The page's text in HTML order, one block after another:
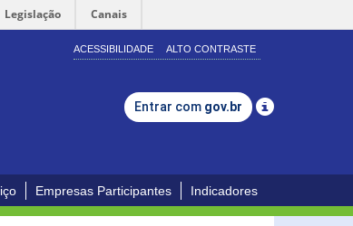
Legislação Canais
ACESSIBILIDADE ALTO CONTRASTE
Entrar com gov.br
Empresas Participantes Indicadores